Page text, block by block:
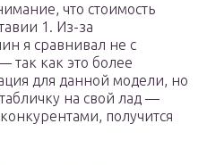
что стоимость
1. Из-за
я сравнивал не с
так как это более
для данной модели, но
на свой лад —
получится